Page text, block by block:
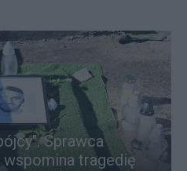
Sprawca
tragedię